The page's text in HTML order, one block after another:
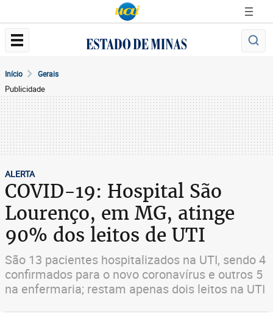
Início Gerais
Publicidade
ALERTA
COVID-19: Hospital São
Lourenço, em MG, atinge
90% dos leitos de UTI
São 13 pacientes hospitalizados na UTI, sendo 4
confirmados para o novo coronavírus e outros 5
na enfermaria; restam apenas dois leitos na UTI